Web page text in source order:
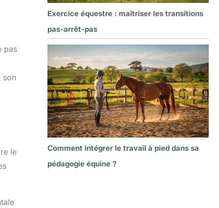
pas
son
le
Exercice équestre : maîtriser les transitions
pas-arrêt-pas
Comment intégrer le travail à pied dans sa
pédagogie équine ?